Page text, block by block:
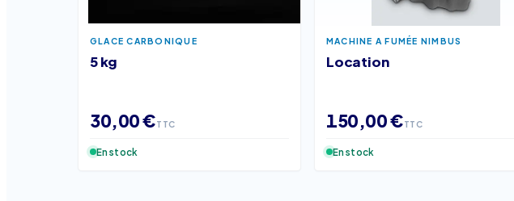
GLACE CARBONIQUE
5 kg
30,00 €TTC
En stock
MACHINE A FUMÉE NIMBUS
Location
150,00 €TTC
En stock